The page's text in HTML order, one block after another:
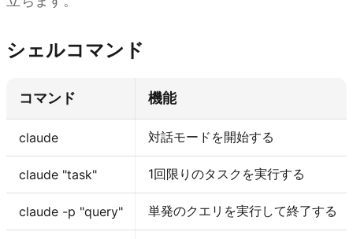
シェルコマンド
コマンド 機能
claude 対話モードを開始する
claude "task" 1回限りのタスクを実行する
claude -p "query" 単発のクエリを実行して終了する